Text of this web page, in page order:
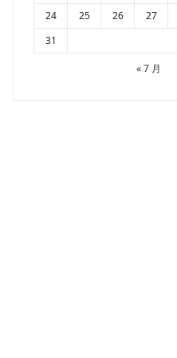
24 25 26 27
31
« 7 月